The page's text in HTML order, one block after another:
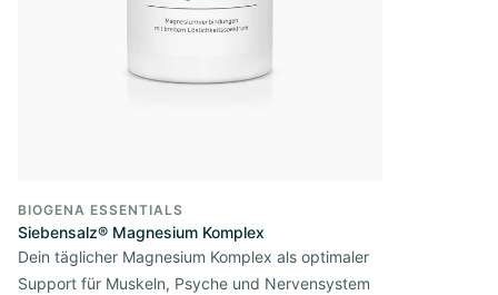
BIOGENA ESSENTIALS
Siebensalz® Magnesium Komplex
Dein täglicher Magnesium Komplex als optimaler
Support für Muskeln, Psyche und Nervensystem